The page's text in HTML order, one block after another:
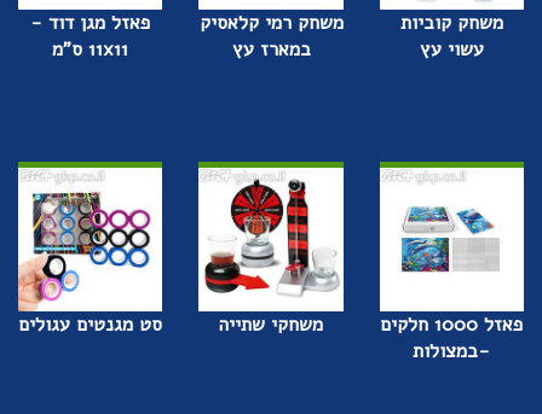
משחק קוביות
עשוי עץ
משחק רמי קלאסיק
במארז עץ
פאזל מגן דוד -
11x11 ס"מ
פאזל 1000 חלקים
-במצולות
משחקי שתייה סט מגנטים עגולים